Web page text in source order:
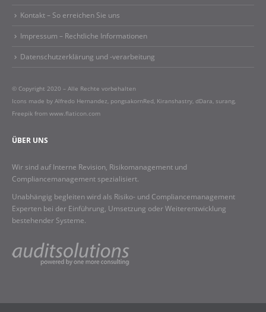
Kontakt – So erreichen Sie uns
Impressum – Rechtliche Informationen​
Datenschutzerklärung und -verarbeitung
© Copyright 2020 – Alle Rechte vorbehalten
Icons made by Alfredo Hernandez, pongsakornRed, Kiranshastry, dDara, surang,
Freepik from www.flaticon.com
ÜBER UNS
Wir sind auf Interne Revision, Risikomanagement und
Compliancemanagement spezialisiert.
Unabhängig begleiten wird als Risiko- und Compliancemanagement
Experten bei der Einführung, Umsetzung oder Weiterentwicklung
bestehender Systeme.